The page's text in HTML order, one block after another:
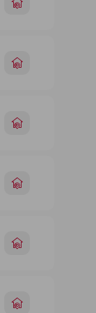
Choisir
Choisir
Choisir
Choisir
Choisir